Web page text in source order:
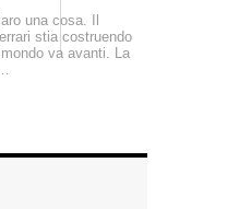
una cosa. Il
stia costruendo
va avanti. La